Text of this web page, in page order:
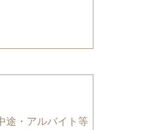
途・アルバイト等